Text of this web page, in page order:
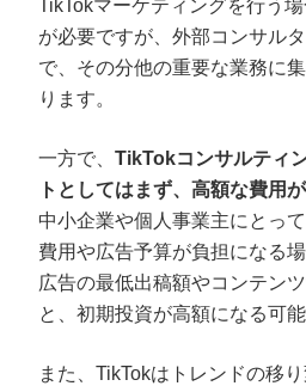
TikTokマーケティングを行う
が必要ですが、外部コンサル
で、その分他の重要な業務に
ります。
一方で、 TikTokコンサルティ
トとしてはまず、高額な費用
中小企業や個人事業主にとっ
費用や広告予算が負担になる
広告の最低出稿額やコンテン
と、初期投資が高額になる可
また、TikTokはトレンドの移